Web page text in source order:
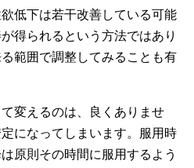
低下は若干改善している可能
得られるという方法ではあり
範囲で調整してみることも有
変えるのは、良くありませ
になってしまいます。服用時
原則その時間に服用するよう